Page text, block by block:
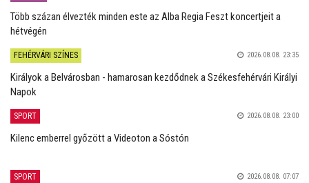
Több százan élvezték minden este az Alba Regia Feszt koncertjeit a
hétvégén
FEHÉRVÁRI SZÍNES 2026.08.08. 23:35
Királyok a Belvárosban - hamarosan kezdődnek a Székesfehérvári Királyi
Napok
SPORT 2026.08.08. 23:00
Kilenc emberrel győzött a Videoton a Sóstón
SPORT 2026.08.08. 07:07